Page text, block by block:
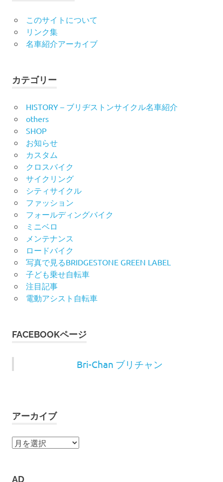
このサイトについて
リンク集
名車紹介アーカイブ
カテゴリー
HISTORY – ブリヂストンサイクル名車紹介
others
SHOP
お知らせ
カスタム
クロスバイク
サイクリング
シティサイクル
ファッション
フォールディングバイク
ミニベロ
メンテナンス
ロードバイク
写真で見るBRIDGESTONE GREEN LABEL
子ども乗せ自転車
注目記事
電動アシスト自転車
FACEBOOKページ
Bri-Chan ブリチャン
アーカイブ
ア
イ
AD